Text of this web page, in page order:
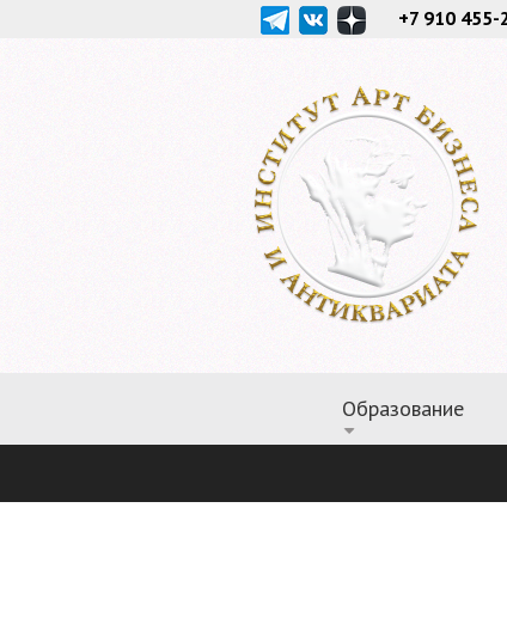
Образование
+7 910 455-